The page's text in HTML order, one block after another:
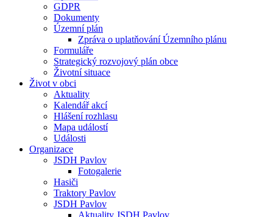
GDPR
Dokumenty
Územní plán
Zpráva o uplatňování Územního plánu
Formuláře
Strategický rozvojový plán obce
Životní situace
Život v obci
Aktuality
Kalendář akcí
Hlášení rozhlasu
Mapa událostí
Události
Organizace
JSDH Pavlov
Fotogalerie
Hasiči
Traktory Pavlov
JSDH Pavlov
Aktuality JSDH Pavlov